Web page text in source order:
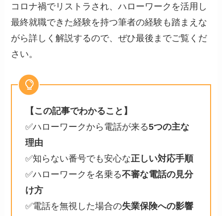
コロナ禍でリストラされ、ハローワークを活用し
最終就職できた経験を持つ筆者の経験も踏まえな
がら詳しく解説するので、ぜひ最後までご覧くだ
さい。
【この記事でわかること】
✅ハローワークから電話が来る5つの主な
理由
✅知らない番号でも安心な正しい対応手順
✅ハローワークを名乗る不審な電話の見分
け方
✅電話を無視した場合の失業保険への影響